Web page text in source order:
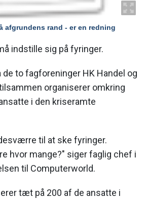
afgrundens rand - er en redning
indstille sig på fyringer.
de to fagforeninger HK Handel og
organiserer omkring
i den kriseramte
til at ske fyringer.
hvor mange?" siger faglig chef i
til Computerworld.
tæt på 200 af de ansatte i